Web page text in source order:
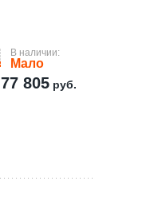
В наличии:
Мало
77 805 руб.